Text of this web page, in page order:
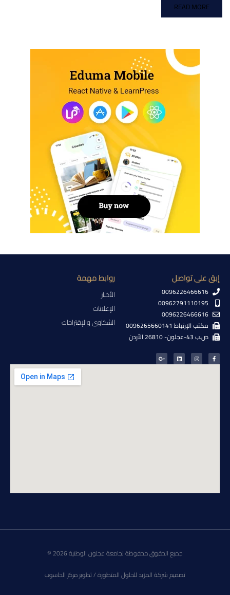
READ MORE
إبق على تواصل
0096226466616
00962791110195
0096226466616
مكتب الإرتباط 0096265660141
ص.ب 43-عجلون- 26810 الأردن
روابط مهمة
الأخبار
الإعلانات
الشكاوى والإقتراحات
جميع الحقوق محفوظة لجامعة عجلون الوطنية 2026 ©
تصميم شركة المزيد للحلول المتطورة / تطوير مركز الحاسوب